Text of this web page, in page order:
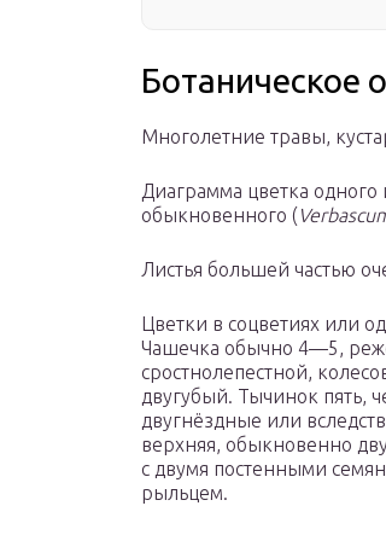
Ботаническое
Многолетние травы,
Диаграмма цветка одного
обыкновенного (
Листья большей частью
Цветки в соцветиях или
Чашечка обычно 4—5,
сростнолепестной,
двугубый. Тычинок пять,
двугнёздные или
верхняя, обыкновенно
с двумя постенными
рыльцем.